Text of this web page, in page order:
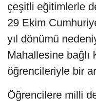
çeşitli eğitimlerle
29 Ekim
yıl dönümü
Mahallesine bağlı
öğrencileriyle bir
Öğrencilere milli